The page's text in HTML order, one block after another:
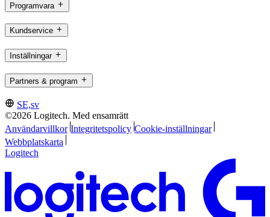
Programvara
Kundservice
Inställningar
Partners & program
SE,sv
©2026 Logitech. Med ensamrätt
Användarvillkor Integritetspolicy Cookie-inställningar
Webbplatskarta
Logitech